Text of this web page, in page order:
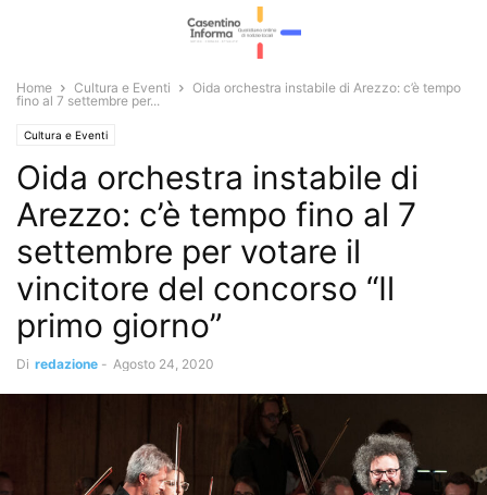
Home Cultura e Eventi
Oida orchestra instabile di Arezzo: c’è tempo
fino al 7 settembre per...
Cultura e Eventi
Oida orchestra instabile di
Arezzo: c’è tempo fino al 7
settembre per votare il
vincitore del concorso “Il
primo giorno”
Di redazione - Agosto 24, 2020